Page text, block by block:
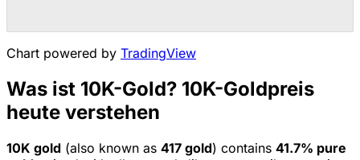
Chart powered by TradingView
Was ist 10K-Gold? 10K-Goldpreis
heute verstehen
10K gold (also known as 417 gold) contains 41.7% pure